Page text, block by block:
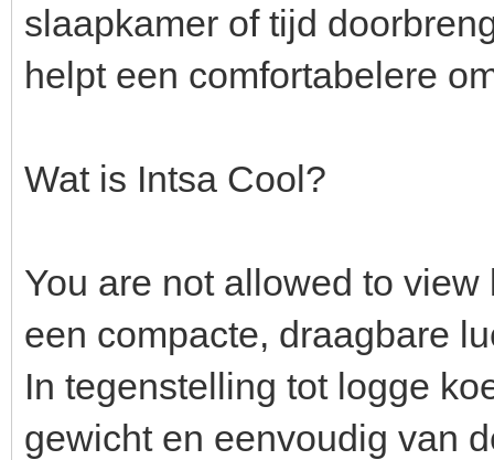
slaapkamer of tijd
helpt een comfortabelere
Wat is Intsa Cool?
You are not allowed to
een compacte, draagbare
In tegenstelling tot logge
gewicht en eenvoudig van